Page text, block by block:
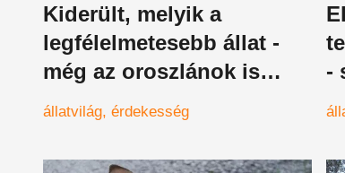
Kiderült, melyik a
legfélelmetesebb állat -
még az oroszlánok is
fejvesztve menekülnek, ha
meghallják a hangját
állatvilág érdekesség
-